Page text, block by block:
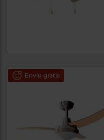
Envío gratis